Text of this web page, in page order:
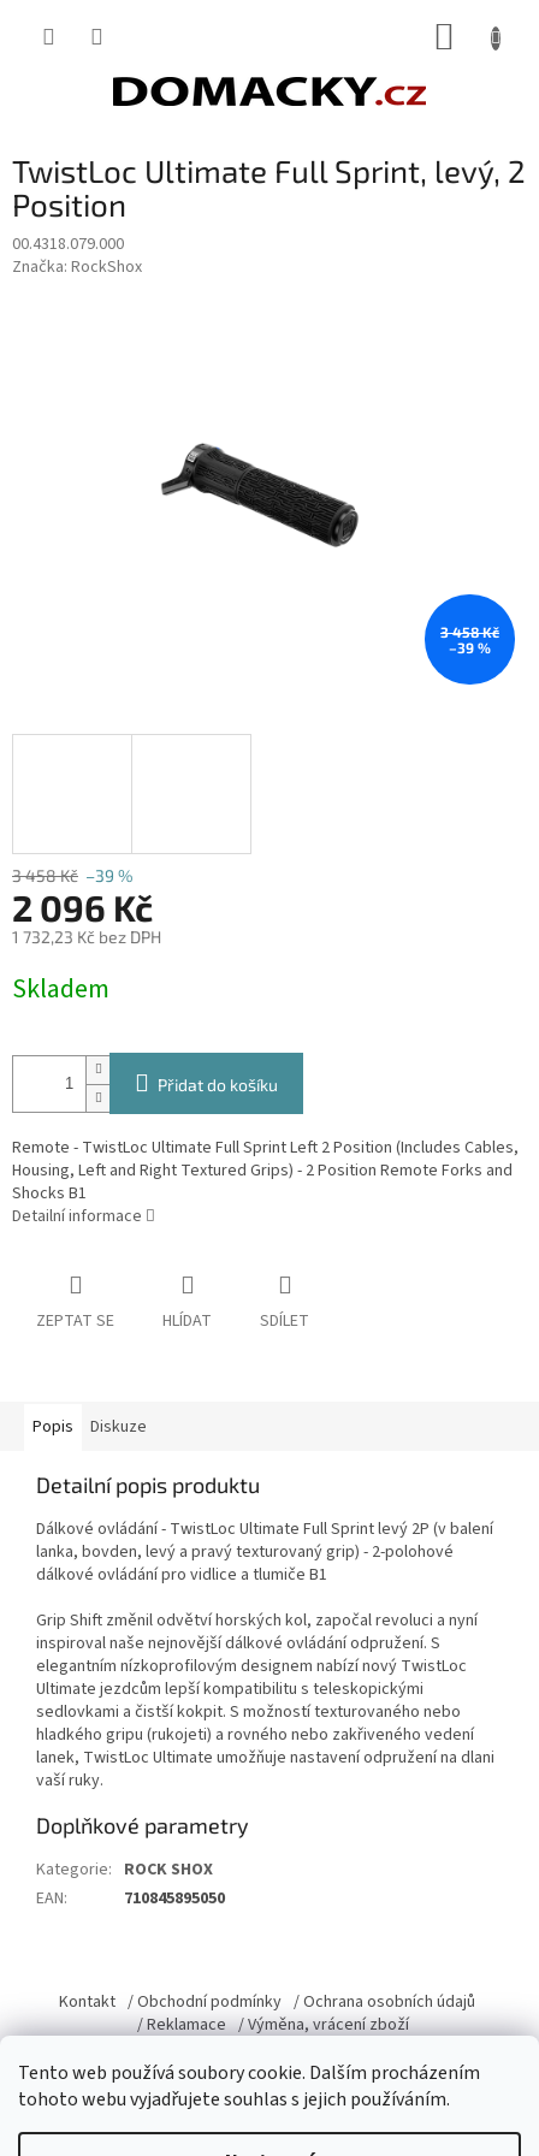
Tento web používá soubory cookie. Dalším procházením
tohoto webu vyjadřujete souhlas s jejich používáním.
TwistLoc Ultimate Full Sprint, levý, 2
Position
00.4318.079.000
Značka: RockShox
3 458 Kč
–39 %
3 458 Kč –39 %
2 096 Kč
1 732,23 Kč bez DPH
cena:
Skladem
Přidat do košíku
Remote - TwistLoc Ultimate Full Sprint Left 2 Position (Includes Cables,
Housing, Left and Right Textured Grips) - 2 Position Remote Forks and
Shocks B1
Detailní informace
ZEPTAT SE HLÍDAT SDÍLET
Popis Diskuze
Detailní popis produktu
Dálkové ovládání - TwistLoc Ultimate Full Sprint levý 2P (v balení
lanka, bovden, levý a pravý texturovaný grip) - 2-polohové
dálkové ovládání pro vidlice a tlumiče B1
Grip Shift změnil odvětví horských kol, započal revoluci a nyní
inspiroval naše nejnovější dálkové ovládání odpružení. S
elegantním nízkoprofilovým designem nabízí nový TwistLoc
Ultimate jezdcům lepší kompatibilitu s teleskopickými
sedlovkami a čistší kokpit. S možností texturovaného nebo
hladkého gripu (rukojeti) a rovného nebo zakřiveného vedení
lanek, TwistLoc Ultimate umožňuje nastavení odpružení na dlani
vaší ruky.
Doplňkové parametry
Kategorie: ROCK SHOX
EAN: 710845895050
p
a
Kontakt / Obchodní podmínky / Ochrana osobních údajů
/ Reklamace / Výměna, vrácení zboží